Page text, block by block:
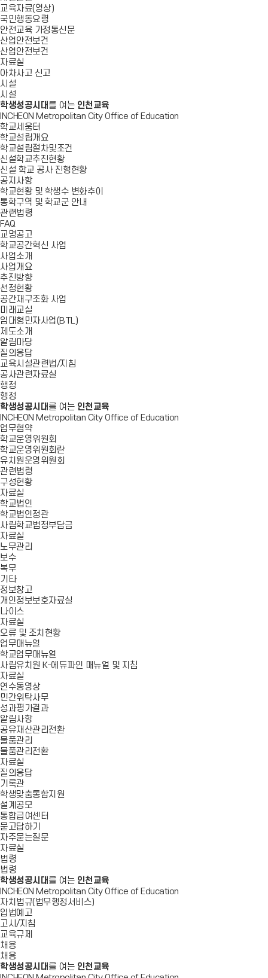
교육자료(영상)
국민행동요령
안전교육 가정통신문
산업안전보건
산업안전보건
자료실
아차사고 신고
시설
시설
학생성공시대 를 여는 인천교육
INCHEON Metropolitan City Office of Education
학교세움터
학교설립개요
학교설립절차및조건
신설학교추진현황
신설 학교 공사 진행현황
공지사항
학교현황 및 학생수 변화추이
통학구역 및 학교군 안내
관련법령
FAQ
교명공고
학교공간혁신 사업
사업소개
사업개요
추진방향
선정현황
공간재구조화 사업
미래교실
임대형민자사업(BTL)
제도소개
알림마당
질의응답
교육시설관련법/지침
공사관련자료실
행정
행정
학생성공시대 를 여는 인천교육
INCHEON Metropolitan City Office of Education
업무협약
학교운영위원회
학교운영위원회란
유치원운영위원회
관련법령
구성현황
자료실
학교법인
학교법인정관
사립학교법정부담금
자료실
노무관리
보수
복무
기타
정보창고
개인정보보호자료실
나이스
자료실
오류 및 조치현황
업무매뉴얼
학교업무매뉴얼
사립유치원 K-에듀파인 매뉴얼 및 지침
자료실
연수동영상
민간위탁사무
성과평가결과
알림사항
공유재산관리전환
물품관리
물품관리전환
자료실
질의응답
기록관
학생맞춤통합지원
설계공모
통합급여센터
묻고답하기
자주묻는질문
자료실
법령
법령
학생성공시대 를 여는 인천교육
INCHEON Metropolitan City Office of Education
자치법규(법무행정서비스)
입법예고
고시/지침
교육규제
채용
채용
학생성공시대 를 여는 인천교육